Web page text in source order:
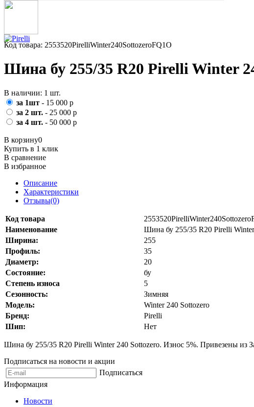
Код товара: 2553520PirelliWinter240SottozeroFQ1O
Шина бу 255/35 R20 Pirelli Winter
В наличии: 1 шт.
за 1шт - 15 000 р
за 2 шт. - 25 000 р
за 4 шт. - 50 000 р
В корзину0
Купить в 1 клик
В сравнение
В избранное
Описание
Характеристики
Отзывы(0)
Код товара
Наименование
Шина бу 255/35 R20 Pirelli
Ширина:
255
Профиль:
35
Диаметр:
20
Состояние:
бу
Степень износа
5
Сезонность:
Зимняя
Модель:
Winter 240 Sottozero
Бренд:
Pirelli
Шип:
Нет
Шина бу 255/35 R20 Pirelli Winter 240 Sottozero. Износ 5%. Привезены из
Подписаться на новости и акции
Подписаться
Информация
Новости